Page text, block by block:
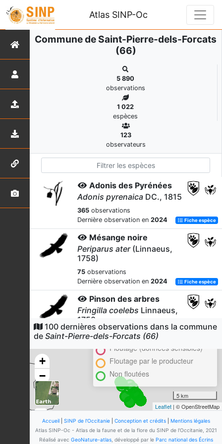
Atlas SINP-Oc
Commune de Saint-Pierre-dels-Forcats
(66)
5 890
observations
1 022
espèces
123
observateurs
Adonis des Pyrénées
Adonis pyrenaica DC., 1815
365 observations
Dernière observation en 2024 Fiche espèce
Mésange noire
Periparus ater(Linnaeus,
1758)
75 observations
Dernière observation en 2024 Fiche espèce
Pinson des arbres
Fringilla coelebs Linnaeus,
1758
62observations
Grive draine
Turdus viscivorusLinnaeus,
observations
Dernière observation en
2024 Fiche espèce
Buse variable
Buteo buteo (Linnaeus,
100 dernières observations dans la commune
de Saint-Pierre-dels-Forcats (66)
+
−
Cluster
En attente de validation régionale
Floutage (données sensibles)
Floutage par le producteur
Non floutées
5 km
Leaflet | © OpenStreetMap
Accueil| SINP de l'Occitanie| Conception et crédits| Mentions légales
Atlas SINP-Oc - Atlas de la faune et de la flore du SINP de l'Occitanie, 2021
Réalisé avec GeoNature-atlas, développé par le Parc national des Écrins